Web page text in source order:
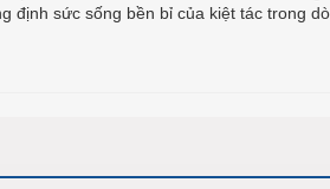
định sức sống bền bỉ của kiệt tác trong